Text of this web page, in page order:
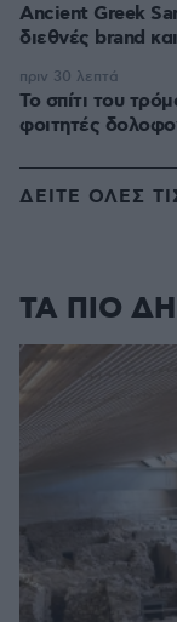
Ancient Greek
διεθνές brand
Το σπίτι του
φοιτητές
πριν 30 λεπτά
ΔΕΙΤΕ ΟΛΕΣ
ΤΑ ΠΙΟ